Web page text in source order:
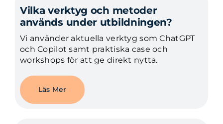
Vilka verktyg och metoder
används under utbildningen?
Vi använder aktuella verktyg som ChatGPT
och Copilot samt praktiska case och
workshops för att ge direkt nytta.
Läs Mer